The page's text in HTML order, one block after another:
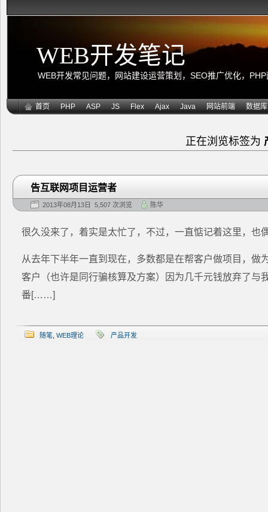
WEB开发笔记
WEB开发常见问题，网站建设运营策划，SEO推广优化，
首页 PHP ASP JS Flex Ajax Java 网站前端 数据库
正在浏览标签为
告互联网项目运营者
2013年08月13日 5,507 次浏览 陈华
很久没来了，着实是太忙了，不过，一直惦记着这里，也
从去年下半年一直到现在，多数都是在帮客户做项目，
客户（也许是同行骗核算及方案）因为几千元钱放弃了
番[……]
随笔 WEB理论 产品开发